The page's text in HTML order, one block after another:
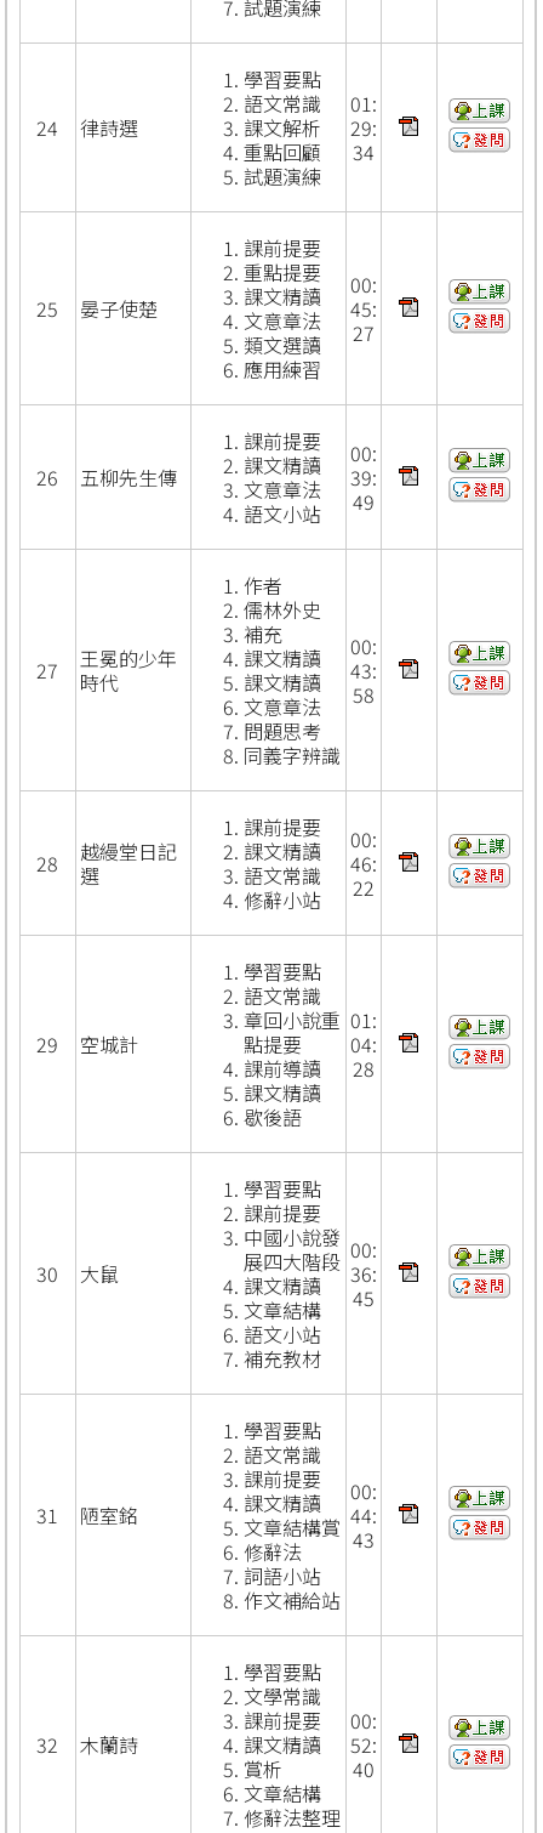
試題演練
24 律詩選
學習要點
語文常識
課文解析
重點回顧
試題演練
01:
29:
34
25 晏子使楚
課前提要
重點提要
課文精讀
文意章法
類文選讀
應用練習
00:
45:
27
26 五柳先生傳
課前提要
課文精讀
文意章法
語文小站
00:
39:
49
27
王冕的少年
時代
作者
儒林外史
補充
課文精讀
課文精讀
文意章法
問題思考
同義字辨識
00:
43:
58
28
越縵堂日記
選
課前提要
課文精讀
語文常識
修辭小站
00:
46:
22
29 空城計
學習要點
語文常識
章回小說重
點提要
課前導讀
課文精讀
歇後語
01:
04:
28
30 大鼠
學習要點
課前提要
中國小說發
展四大階段
課文精讀
文章結構
語文小站
補充教材
00:
36:
45
31 陋室銘
學習要點
語文常識
課前提要
課文精讀
文章結構賞
修辭法
詞語小站
作文補給站
00:
44:
43
32 木蘭詩
學習要點
文學常識
課前提要
課文精讀
賞析
文章結構
修辭法整理
00:
52:
40